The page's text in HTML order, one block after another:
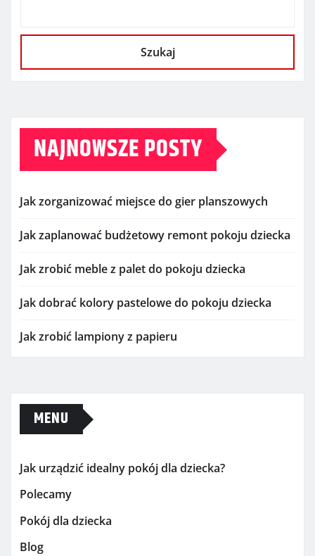
Szukaj
NAJNOWSZE POSTY
Jak zorganizować miejsce do gier planszowych
Jak zaplanować budżetowy remont pokoju dziecka
Jak zrobić meble z palet do pokoju dziecka
Jak dobrać kolory pastelowe do pokoju dziecka
Jak zrobić lampiony z papieru
MENU
Jak urządzić idealny pokój dla dziecka?
Polecamy
Pokój dla dziecka
Blog